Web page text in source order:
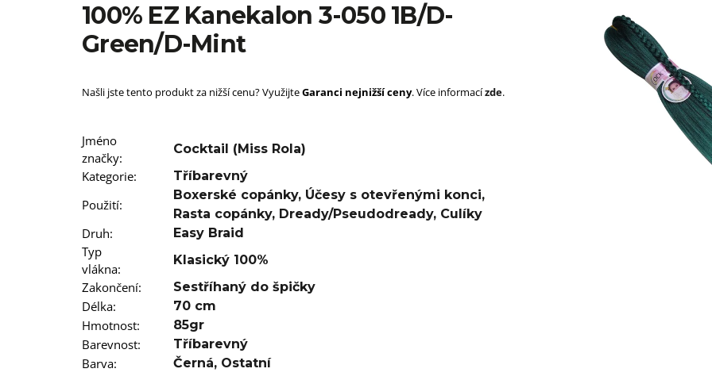
100% EZ Kanekalon 3-050 1B/D-
Green/D-Mint
Našli jste tento produkt za nižší cenu? VyužijteGaranci nejnižší ceny. Více informacízde.
Jméno
značky:
Cocktail (Miss Rola)
Kategorie: Tříbarevný
Použití:
Boxerské copánky, Účesy s otevřenými konci,
Rasta copánky, Dready/Pseudodready, Culíky
Druh: Easy Braid
Typ
vlákna:
Klasický 100%
Zakončení: Sestříhaný do špičky
Délka: 70 cm
Hmotnost: 85gr
Barevnost: Tříbarevný
Barva: Černá, Ostatní
100% JUMBO BRAID KANEKALON 22
SUPERBRAID
99 Kč
100% EZ KANEKALON 1
100% JUMBO
SUPERBRAID
99 Kč
Původně:149